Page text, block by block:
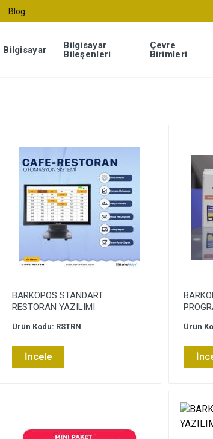
Blog
Bilgisayar
Bilgisayar
Bileşenleri
Çevre
Birimleri
BARKOPOS STANDART
RESTORAN YAZILIMI
Ürün Kodu: RSTRN
İncele
Ürün